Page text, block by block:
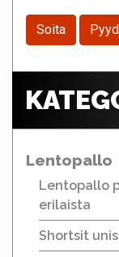
Soita
Lentopallo
Lentopallo
erilaista
Shortsit